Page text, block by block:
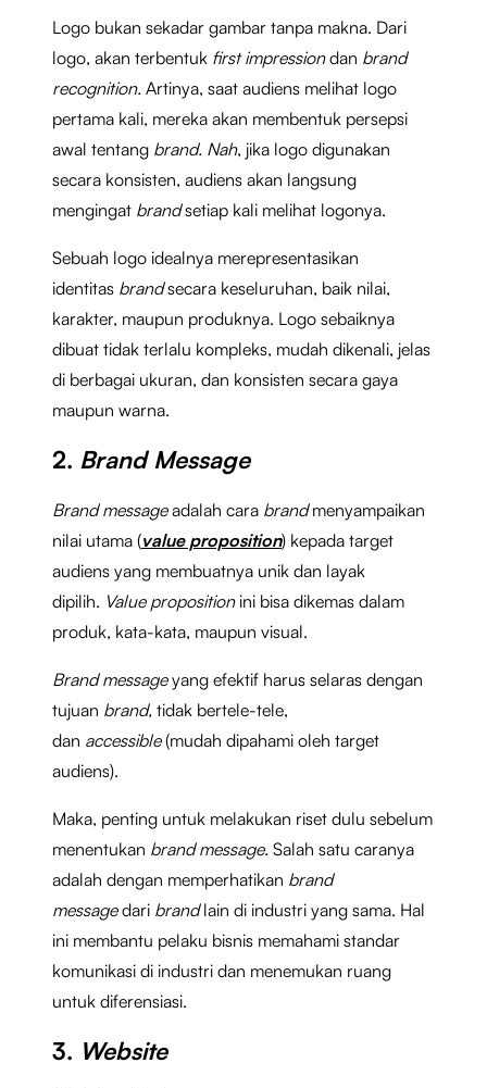
Logo bukan sekadar gambar tanpa makna. Dari
logo, akan terbentuk first impressiondan brand
recognition. Artinya, saat audiens melihat logo
pertama kali, mereka akan membentuk persepsi
awal tentang brand. Nah, jika logo digunakan
secara konsisten, audiens akan langsung
mengingat brandsetiap kali melihat logonya.
Sebuah logo idealnya merepresentasikan
identitas brandsecara keseluruhan, baik nilai,
karakter, maupun produknya. Logo sebaiknya
dibuat tidak terlalu kompleks, mudah dikenali, jelas
di berbagai ukuran, dan konsisten secara gaya
maupun warna.
2. Brand Message
Brand messageadalah cara brandmenyampaikan
nilai utama (value proposition) kepada target
audiens yang membuatnya unik dan layak
dipilih. Value proposition ini bisa dikemas dalam
produk, kata-kata, maupun visual.
Brand messageyang efektif harus selaras dengan
tujuan brand, tidak bertele-tele,
dan accessible(mudah dipahami oleh target
audiens).
Maka, penting untuk melakukan riset dulu sebelum
menentukan brand message. Salah satu caranya
adalah dengan memperhatikan brand
messagedari brandlain di industri yang sama. Hal
ini membantu pelaku bisnis memahami standar
komunikasi di industri dan menemukan ruang
untuk diferensiasi.
3. Website